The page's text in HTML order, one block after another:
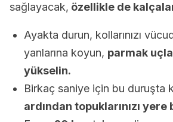
sağlayacak, özellikle de
Ayakta durun, kollarınızı
yanlarına koyun, parmak
yükselin.
Birkaç saniye için bu duruşta
ardından topuklarınızı yere